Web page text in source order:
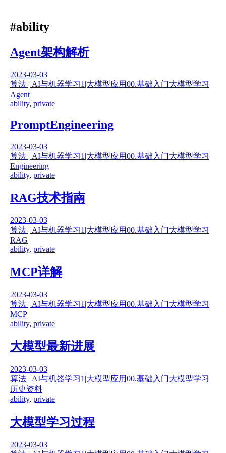
#ability
Agent架构解析
2023-03-03
算法 | AI与机器学习1|大模型应用00.基础入门大模型学习
Agent
ability, private
PromptEngineering
2023-03-03
算法 | AI与机器学习1|大模型应用00.基础入门大模型学习
Engineering
ability, private
RAG技术指南
2023-03-03
算法 | AI与机器学习1|大模型应用00.基础入门大模型学习
RAG
ability, private
MCP详解
2023-03-03
算法 | AI与机器学习1|大模型应用00.基础入门大模型学习
MCP
ability, private
大模型最新进展
2023-03-03
算法 | AI与机器学习1|大模型应用00.基础入门大模型学习
历史资料
ability, private
大模型学习过程
2023-03-03